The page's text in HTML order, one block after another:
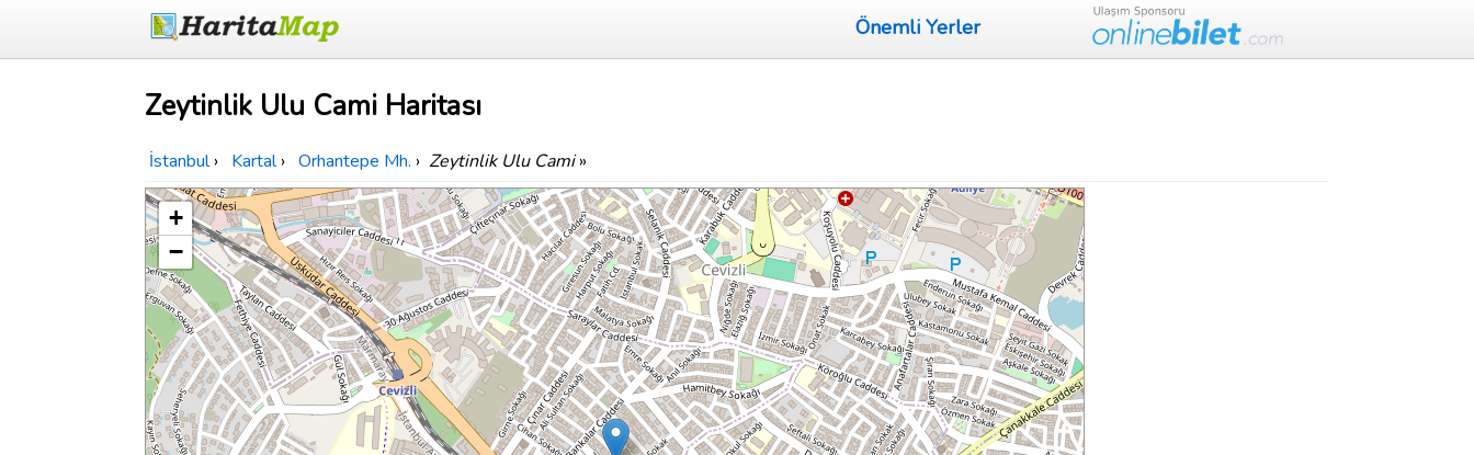
Önemli Yerler
Zeytinlik Ulu Cami Haritası
İstanbul › Kartal › Orhantepe Mh. › Zeytinlik Ulu Cami»
+
−